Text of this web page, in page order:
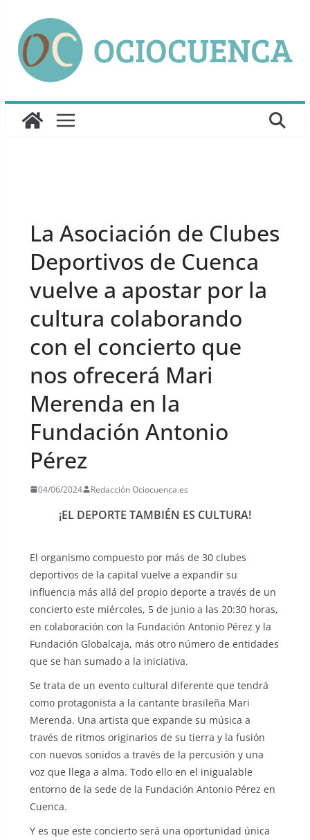
contenido
La Asociación de Clubes
Deportivos de Cuenca
vuelve a apostar por la
cultura colaborando
con el concierto que
nos ofrecerá Mari
Merenda en la
Fundación Antonio
Pérez
04/06/2024 Redacción Ociocuenca.es
¡EL DEPORTE TAMBIÉN ES CULTURA!
El organismo compuesto por más de 30 clubes
deportivos de la capital vuelve a expandir su
influencia más allá del propio deporte a través de un
concierto este miércoles, 5 de junio a las 20:30 horas,
en colaboración con la Fundación Antonio Pérez y la
Fundación Globalcaja, más otro número de entidades
que se han sumado a la iniciativa.
Se trata de un evento cultural diferente que tendrá
como protagonista a la cantante brasileña Mari
Merenda. Una artista que expande su música a
través de ritmos originarios de su tierra y la fusión
con nuevos sonidos a través de la percusión y una
voz que llega a alma. Todo ello en el inigualable
entorno de la sede de la Fundación Antonio Pérez en
Cuenca.
Y es que este concierto será una oportunidad única